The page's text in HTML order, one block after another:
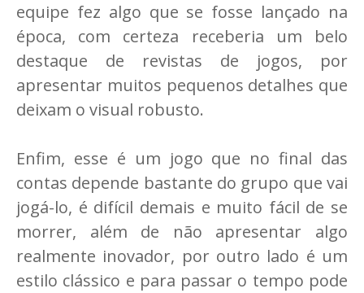
equipe fez algo que se fosse lançado na
época, com certeza receberia um belo
destaque de revistas de jogos, por
apresentar muitos pequenos detalhes que
deixam o visual robusto.
Enfim, esse é um jogo que no final das
contas depende bastante do grupo que vai
jogá-lo, é difícil demais e muito fácil de se
morrer, além de não apresentar algo
realmente inovador, por outro lado é um
estilo clássico e para passar o tempo pode